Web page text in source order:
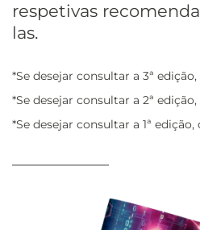
respetivas
las.
*Se desejar consultar a 3ª
*Se desejar consultar a 2ª
*Se desejar consultar a 1ª edição,